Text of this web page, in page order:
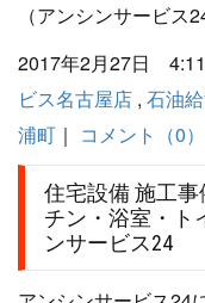
（アンシンサービス
2017年2月27日
ビス名古屋店 , 石油
浦町 ｜ コメント（0）
住宅設備 施工
チン・浴室・ト
ンサービス24